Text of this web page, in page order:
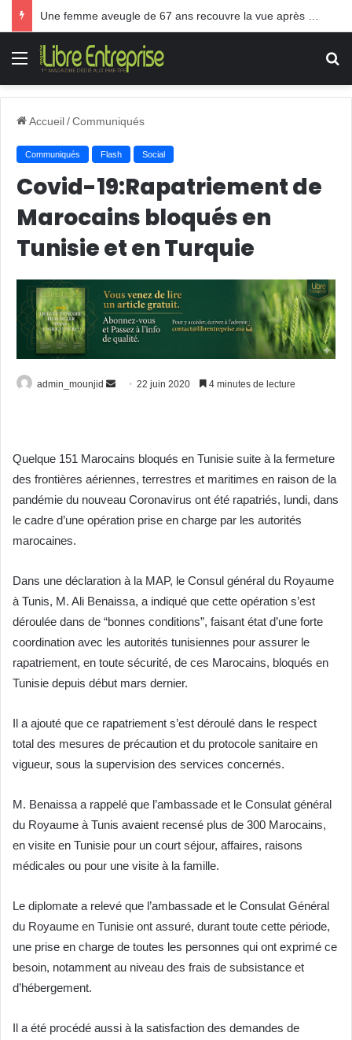
Menu
Accueil/Communiqués
Communiqués Flash Social
Covid-19:Rapatriement de
Marocains bloqués en
Tunisie et en Turquie
admin_mounjid
Envoyer22 juin 2020 4 minutes de lecture
Quelque 151 Marocains bloqués en Tunisie suite à la fermeture
des frontières aériennes, terrestres et maritimes en raison de la
pandémie du nouveau Coronavirus ont été rapatriés, lundi, dans
le cadre d’une opération prise en charge par les autorités
marocaines.
Dans une déclaration à la MAP, le Consul général du Royaume
à Tunis, M. Ali Benaissa, a indiqué que cette opération s’est
déroulée dans de “bonnes conditions”, faisant état d’une forte
coordination avec les autorités tunisiennes pour assurer le
rapatriement, en toute sécurité, de ces Marocains, bloqués en
Tunisie depuis début mars dernier.
Il a ajouté que ce rapatriement s’est déroulé dans le respect
total des mesures de précaution et du protocole sanitaire en
vigueur, sous la supervision des services concernés.
M. Benaissa a rappelé que l’ambassade et le Consulat général
du Royaume à Tunis avaient recensé plus de 300 Marocains,
en visite en Tunisie pour un court séjour, affaires, raisons
médicales ou pour une visite à la famille.
Le diplomate a relevé que l’ambassade et le Consulat Général
du Royaume en Tunisie ont assuré, durant toute cette période,
une prise en charge de toutes les personnes qui ont exprimé ce
besoin, notamment au niveau des frais de subsistance et
d’hébergement.
Il a été procédé aussi à la satisfaction des demandes de